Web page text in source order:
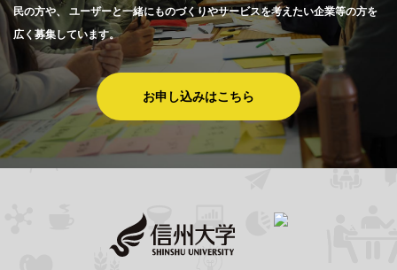
民の方や、 ユーザーと一緒にものづくりやサービスを考えたい企業等の方を
広く募集しています。
お申し込みはこちら